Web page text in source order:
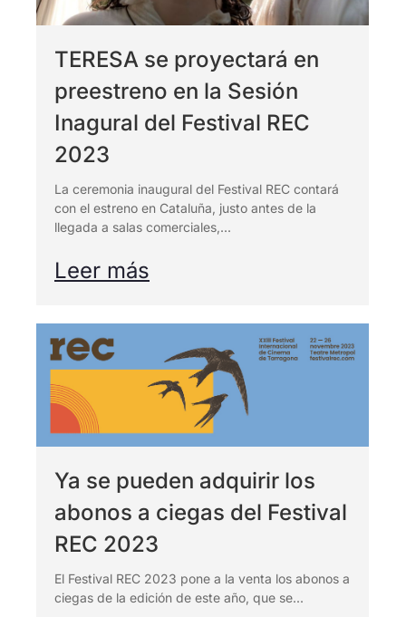
TERESA se proyectará en
preestreno en la Sesión
Inagural del Festival REC
2023
La ceremonia inaugural del Festival REC contará
con el estreno en Cataluña, justo antes de la
llegada a salas comerciales,...
Leer más
Ya se pueden adquirir los
abonos a ciegas del Festival
REC 2023
El Festival REC 2023 pone a la venta los abonos a
ciegas de la edición de este año, que se...